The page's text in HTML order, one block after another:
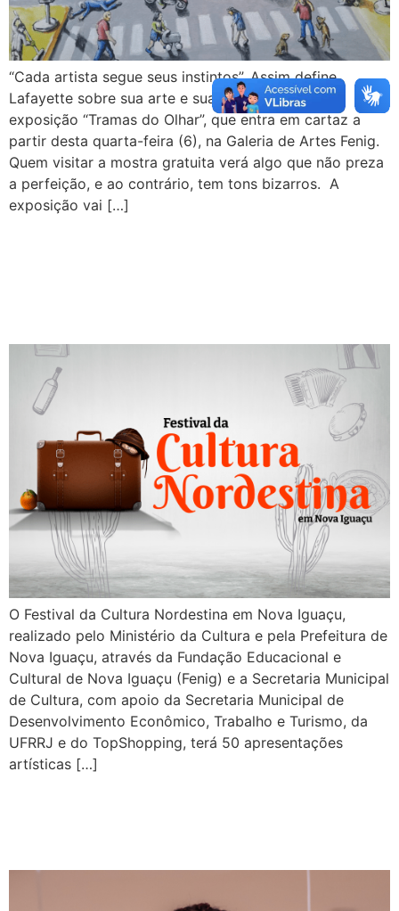
“Cada artista segue seus instintos”. Assim define
Lafayette sobre sua arte e sua inspiração para a
exposição “Tramas do Olhar”, que entra em cartaz a
partir desta quarta-feira (6), na Galeria de Artes Fenig.
Quem visitar a mostra gratuita verá algo que não preza
a perfeição, e ao contrário, tem tons bizarros. A
exposição vai […]
O Festival da Cultura Nordestina em Nova Iguaçu,
realizado pelo Ministério da Cultura e pela Prefeitura de
Nova Iguaçu, através da Fundação Educacional e
Cultural de Nova Iguaçu (Fenig) e a Secretaria Municipal
de Cultura, com apoio da Secretaria Municipal de
Desenvolvimento Econômico, Trabalho e Turismo, da
UFRRJ e do TopShopping, terá 50 apresentações
artísticas […]